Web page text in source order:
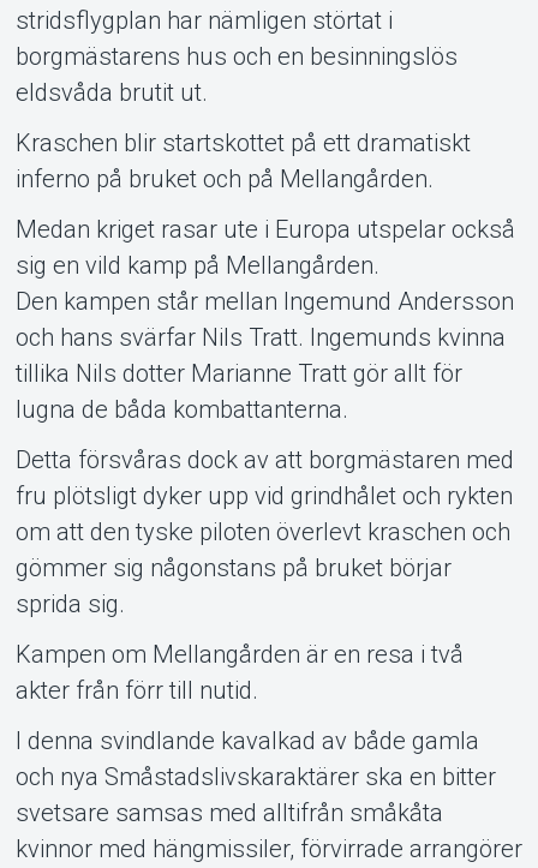
Om Tickster
stridsflygplan har nämligen störtat i
borgmästarens hus och en besinningslös
eldsvåda brutit ut.
Kraschen blir startskottet på ett dramatiskt
inferno på bruket och på Mellangården.
Medan kriget rasar ute i Europa utspelar också
sig en vild kamp på Mellangården.
Den kampen står mellan Ingemund Andersson
och hans svärfar Nils Tratt. Ingemunds kvinna
tillika Nils dotter Marianne Tratt gör allt för
lugna de båda kombattanterna.
Detta försvåras dock av att borgmästaren med
fru plötsligt dyker upp vid grindhålet och rykten
om att den tyske piloten överlevt kraschen och
gömmer sig någonstans på bruket börjar
sprida sig.
Kampen om Mellangården är en resa i två
akter från förr till nutid.
I denna svindlande kavalkad av både gamla
och nya Småstadslivskaraktärer ska en bitter
svetsare samsas med alltifrån småkåta
kvinnor med hängmissiler, förvirrade arrangörer